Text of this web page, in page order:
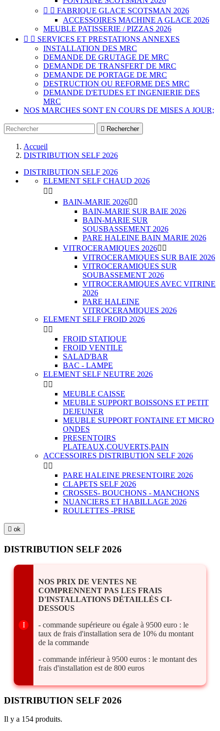
  FABRIQUE GLACE SCOTSMAN 2026
ACCESSOIRES MACHINE A GLACE 2026
MEUBLE PATISSERIE / PIZZAS 2026
  SERVICES ET PRESTATIONS ANNEXES
INSTALLATION DES MRC
DEMANDE DE GRUTAGE DE MRC
DEMANDE DE TRANSFERT DE MRC
DEMANDE DE PORTAGE DE MRC
DESTRUCTION OU REFORME DES MRC
DEMANDE D'ETUDES ET INGENIERIE DES
MRC
NOS MARCHES SONT EN COURS DE MISES A JOUR;
 Rechercher
Accueil
DISTRIBUTION SELF 2026
DISTRIBUTION SELF 2026
ELEMENT SELF CHAUD 2026
 
BAIN-MARIE 2026 
BAIN-MARIE SUR BAIE 2026
BAIN-MARIE SUR
SOUSBASSEMENT 2026
PARE HALEINE BAIN MARIE 2026
VITROCERAMIQUES 2026 
VITROCERAMIQUES SUR BAIE 2026
VITROCERAMIQUES SUR
SOUBASSEMENT 2026
VITROCERAMIQUES AVEC VITRINE
2026
PARE HALEINE
VITROCERAMIQUES 2026
ELEMENT SELF FROID 2026
 
FROID STATIQUE
FROID VENTILE
SALAD'BAR
BAC - LAMPE
ELEMENT SELF NEUTRE 2026
 
MEUBLE CAISSE
MEUBLE SUPPORT BOISSONS ET PETIT
DEJEUNER
MEUBLE SUPPORT FONTAINE ET MICRO
ONDES
PRESENTOIRS
PLATEAUX,COUVERTS,PAIN
ACCESSOIRES DISTRIBUTION SELF 2026
 
PARE HALEINE PRESENTOIRE 2026
CLAPETS SELF 2026
CROSSES- BOUCHONS - MANCHONS
NUANCIERS ET HABILLAGE 2026
ROULETTES -PRISE
 ok
DISTRIBUTION SELF 2026
I
NOS PRIX DE VENTES NE
COMPRENNENT PAS LES FRAIS
D'INSTALLATIONS DÉTAILLÉS CI-
DESSOUS
- commande supérieure ou égale à 9500 euro : le
taux de frais d'installation sera de 10% du montant
de la commande
- commande inférieur à 9500 euros : le montant des
frais d'installation est de 800 euros
DISTRIBUTION SELF 2026
Il y a 154 produits.